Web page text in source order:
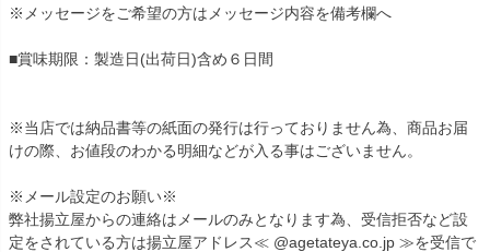
※メッセージをご希望の方はメッセージ内容を備考欄へ
■賞味期限：製造日(出荷日)含め６日間
※当店では納品書等の紙面の発行は行っておりません為、商品お届
けの際、お値段のわかる明細などが入る事はございません。
※メール設定のお願い※
弊社揚立屋からの連絡はメールのみとなります為、受信拒否など設
定をされている方は揚立屋アドレス≪ @agetateya.co.jp ≫を受信で